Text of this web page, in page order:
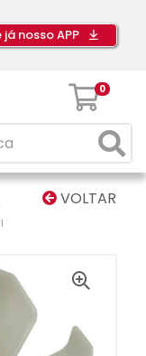
já nosso APP
0
VOLTAR